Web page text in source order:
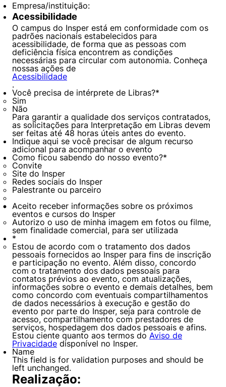
Empresa/instituição:
Acessibilidade
O campus do Insper está em conformidade com os
padrões nacionais estabelecidos para
acessibilidade, de forma que as pessoas com
deficiência física encontrem as condições
necessárias para circular com autonomia. Conheça
nossas ações de
Acessibilidade
.
Você precisa de intérprete de Libras?*
Sim
Não
Para garantir a qualidade dos serviços contratados,
as solicitações para Interpretação em Libras devem
ser feitas até 48 horas úteis antes do evento.
Indique aqui se você precisar de algum recurso
adicional para acompanhar o evento
Como ficou sabendo do nosso evento?*
Convite
Site do Insper
Redes sociais do Insper
Palestrante ou parceiro
Aceito receber informações sobre os próximos
eventos e cursos do Insper
Autorizo o uso de minha imagem em fotos ou filme,
sem finalidade comercial, para ser utilizada
*
Estou de acordo com o tratamento dos dados
pessoais fornecidos ao Insper para fins de inscrição
e participação no evento. Além disso, concordo
com o tratamento dos dados pessoais para
contatos prévios ao evento, com atualizações,
informações sobre o evento e demais detalhes, bem
como concordo com eventuais compartilhamentos
de dados necessários à execução e gestão do
evento por parte do Insper, seja para controle de
acesso, compartilhamento com prestadores de
serviços, hospedagem dos dados pessoais e afins.
Estou ciente quanto aos termos do Aviso de
Privacidade disponível no Insper.
Name
This field is for validation purposes and should be
left unchanged.
Realização:
Cookies estritamente necessários
Cookies de preferências de usuário